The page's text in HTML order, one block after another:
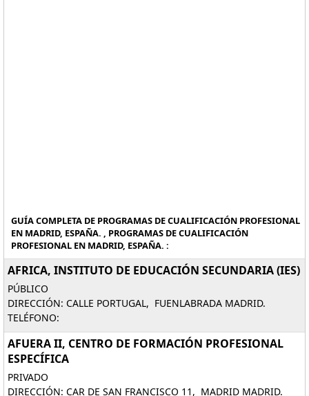
GUÍA COMPLETA DE PROGRAMAS DE CUALIFICACIÓN PROFESIONAL
EN MADRID, ESPAÑA. , PROGRAMAS DE CUALIFICACIÓN
PROFESIONAL EN MADRID, ESPAÑA. :
AFRICA, INSTITUTO DE EDUCACIÓN SECUNDARIA (IES)
PÚBLICO
DIRECCIÓN: CALLE PORTUGAL, FUENLABRADA MADRID.
TELÉFONO:
AFUERA II, CENTRO DE FORMACIÓN PROFESIONAL
ESPECÍFICA
PRIVADO
DIRECCIÓN: CAR DE SAN FRANCISCO 11, MADRID MADRID.